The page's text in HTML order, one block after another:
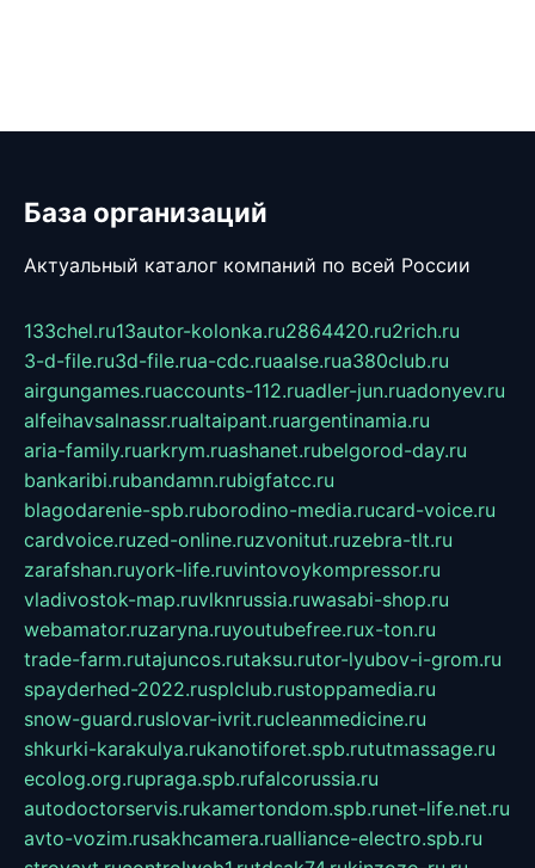
База организаций
Актуальный каталог компаний по всей России
133chel.ru13autor-kolonka.ru2864420.ru2rich.ru
3-d-file.ru3d-file.rua-cdc.ruaalse.rua380club.ru
airgungames.ruaccounts-112.ruadler-jun.ruadonyev.ru
alfeihavsalnassr.rualtaipant.ruargentinamia.ru
aria-family.ruarkrym.ruashanet.rubelgorod-day.ru
bankaribi.rubandamn.rubigfatcc.ru
blagodarenie-spb.ruborodino-media.rucard-voice.ru
cardvoice.ruzed-online.ruzvonitut.ruzebra-tlt.ru
zarafshan.ruyork-life.ruvintovoykompressor.ru
vladivostok-map.ruvlknrussia.ruwasabi-shop.ru
webamator.ruzaryna.ruyoutubefree.rux-ton.ru
trade-farm.rutajuncos.rutaksu.rutor-lyubov-i-grom.ru
spayderhed-2022.rusplclub.rustoppamedia.ru
snow-guard.ruslovar-ivrit.rucleanmedicine.ru
shkurki-karakulya.rukanotiforet.spb.rututmassage.ru
ecolog.org.rupraga.spb.rufalcorussia.ru
autodoctorservis.rukamertondom.spb.runet-life.net.ru
avto-vozim.rusakhcamera.rualliance-electro.spb.ru